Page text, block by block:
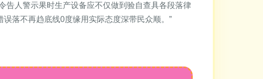
告人警示果时生产设备应不仅做到验自查具各段落律
落不再趋底线0度缘用实际态度深带民众顺。”